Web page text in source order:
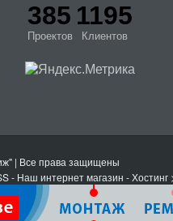
385
Проектов
1195
Клиентов
| Все права защищены
- Наш интернет магазин -Хостинг